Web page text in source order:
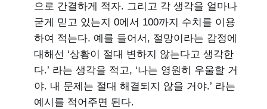
으로 간결하게 적자. 그리고 각 생각을 얼마나
굳게 믿고 있는지 0에서 100까지 수치를 이용
하여 적는다. 예를 들어서, 절망이라는 감정에
대해선 ‘상황이 절대 변하지 않는다고 생각한
다.’ 라는 생각을 적고, ‘나는 영원히 우울할 거
야. 내 문제는 절대 해결되지 않을 거야.’ 라는
예시를 적어주면 된다.